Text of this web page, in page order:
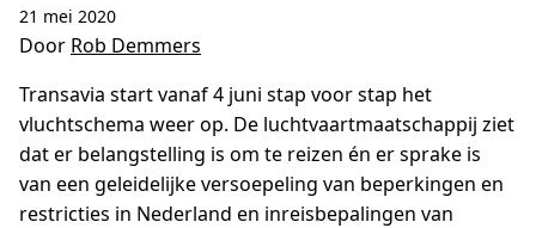
21 mei 2020
Door Rob Demmers
Transavia start vanaf 4 juni stap voor stap het
vluchtschema weer op. De luchtvaartmaatschappij ziet
dat er belangstelling is om te reizen én er sprake is
van een geleidelijke versoepeling van beperkingen en
restricties in Nederland en inreisbepalingen van